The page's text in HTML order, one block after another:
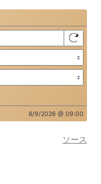
ソース